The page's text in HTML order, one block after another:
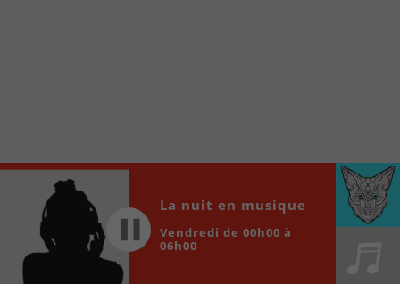
locale vous sont maintenant accessibles en un clic!
Audio
Player
00:00 00:00
La nuit en musique
Vendredi de 00h00 à
06h00